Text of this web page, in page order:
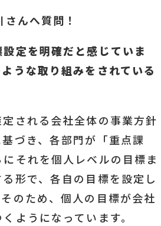
んへ質問！
定を明確だと感じていま
うな取り組みをされている
される会社全体の事業方針
づき、各部門が「重点課
それを個人レベルの目標ま
形で、各自の目標を設定し
のため、個人の目標が会社
ようになっています。